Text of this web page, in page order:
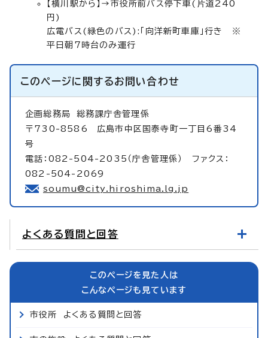
【横川駅から】→市役所前バス停下車(片道240
円)
広電バス(緑色のバス):「向洋新町車庫」行き ※
平日朝7時台のみ運行
このページに関するお問い合わせ
企画総務局総務課庁舎管理係
〒730-8586 広島市中区国泰寺町一丁目6番34
号
電話：082-504-2035（庁舎管理係） ファクス：
082-504-2069
soumu@city.hiroshima.lg.jp
よくある質問と回答
このページを見た人は
こんなページも見ています
市役所 よくある質問と回答